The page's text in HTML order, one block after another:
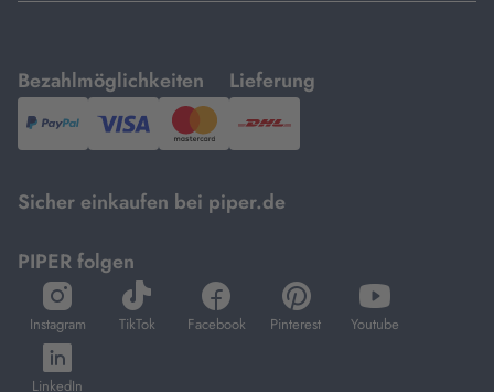
Bezahlmöglichkeiten
mit
PayPal,Visa
und
Lieferung
mit
DHL.
Sicher einkaufen bei piper.de
PIPER folgen
Instagram
öffnet
in
neuem
Tab
TikTok
öffnet
in
Facebook
öffnet
in
Pinterest
öffnet
in
Youtube
öffnet
in
LinkedIn
öffnet
in